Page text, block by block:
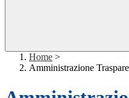
Home >
Amministrazione